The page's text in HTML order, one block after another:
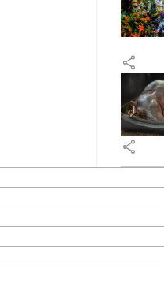
share
share